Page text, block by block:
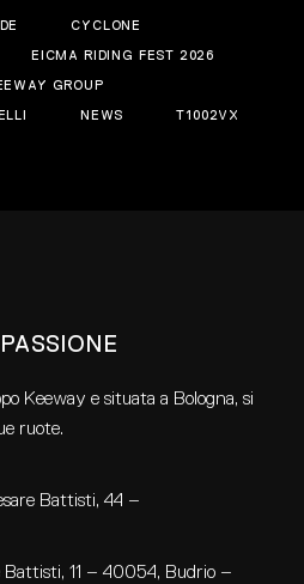
CYCLONE
EICMA RIDING FEST 2026
GROUP
NEWS T1002VX
Keeway e situata a Bologna, si
ruote.
Battisti, 44 –
11 – 40054, Budrio –